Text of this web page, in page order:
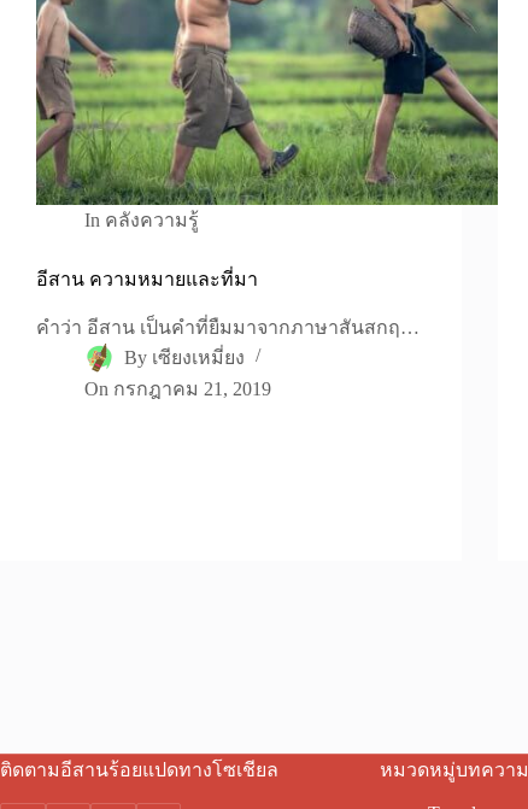
In คลังความรู้
อีสาน ความหมายและที่มา
คำว่า อีสาน เป็นคำที่ยืมมาจากภาษาสันสกฤ…
By เซียงเหมี่ยง
On กรกฎาคม 21, 2019
ติดตามอีสานร้อยแปดทางโซเชียล หมวดหมู่บทความ